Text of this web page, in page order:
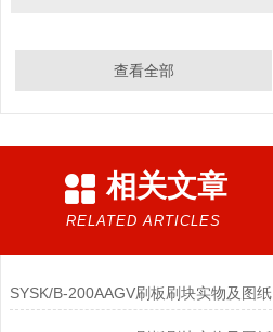
查看全部
相关文章
RELATED ARTICLES
SYSK/B-200AAGV刷板刷块实物及图纸